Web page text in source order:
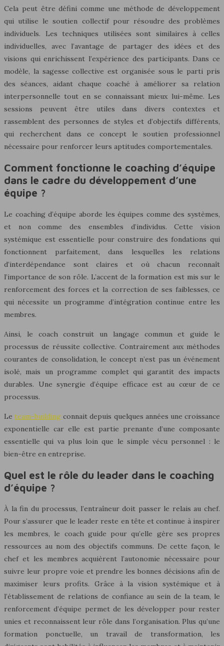
Cela peut être défini comme une méthode de développement
qui utilise le soutien collectif pour résoudre des problèmes
individuels. Les techniques utilisées sont similaires à celles
individuelles, avec l’avantage de partager des idées et des
visions qui enrichissent l’expérience des participants. Dans ce
modèle, la sagesse collective est organisée sous le parti pris
des séances, aidant chaque coaché à améliorer sa relation
interpersonnelle tout en se connaissant mieux lui-même. Les
sessions peuvent être utiles dans divers contextes et
rassemblent des personnes de styles et d’objectifs différents,
qui recherchent dans ce concept le soutien professionnel
nécessaire pour renforcer leurs aptitudes comportementales.
Comment fonctionne le coaching d’équipe
dans le cadre du développement d’une
équipe ?
Le coaching d’équipe aborde les équipes comme des systèmes,
et non comme des ensembles d’individus. Cette vision
systémique est essentielle pour construire des fondations qui
fonctionnent parfaitement, dans lesquelles les relations
d’interdépendance sont claires et où chacun reconnaît
l’importance de son rôle. L’accent de la formation est mis sur le
renforcement des forces et la correction de ses faiblesses, ce
qui nécessite un programme d’intégration continue entre les
membres.
Ainsi, le coach construit un langage commun et guide le
processus de réussite collective. Contrairement aux méthodes
courantes de consolidation, le concept n’est pas un événement
isolé, mais un programme complet qui garantit des impacts
durables. Une synergie d’équipe efficace est au cœur de ce
processus.
Leteam-building connait depuis quelques années une croissance
exponentielle car elle est partie prenante d’une composante
essentielle qui va plus loin que le simple vécu personnel : le
bien-être en entreprise.
Quel est le rôle du leader dans le coaching
d’équipe ?
À la fin du processus, l’entraîneur doit passer le relais au chef.
Pour s’assurer que le leader reste en tête et continue à inspirer
les membres, le coach guide pour qu’elle gère ses propres
ressources au nom des objectifs communs. De cette façon, le
chef et les membres acquièrent l’autonomie nécessaire pour
suivre leur propre voie et prendre les bonnes décisions afin de
maximiser leurs profits. Grâce à la vision systémique et à
l’établissement de relations de confiance au sein de la team, le
renforcement d’équipe permet de les développer pour rester
unies et reconnaissent leur rôle dans l’organisation. Plus qu’une
formation ponctuelle, un travail de transformation, les